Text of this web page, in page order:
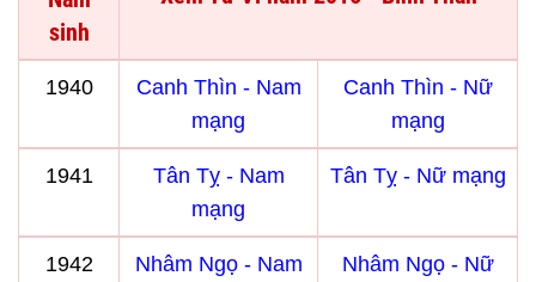
sinh
1940
Canh Thìn - Nam
mạng
Canh Thìn - Nữ
mạng
1941
Tân Tỵ - Nam
mạng
Tân Tỵ - Nữ mạng
1942
Nhâm Ngọ - Nam
Nhâm Ngọ - Nữ